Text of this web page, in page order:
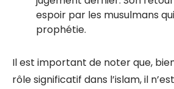
espoir par les musulmans
prophétie.
Il est important de noter que,
rôle significatif dans l’islam, il